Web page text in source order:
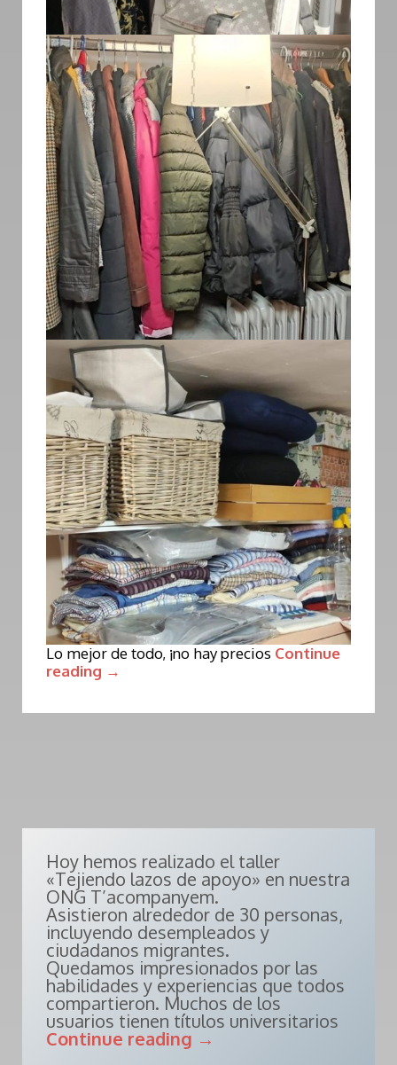
Lo mejor de todo, ¡no hay precios Continue
reading →
Hoy hemos realizado el taller
«Tejiendo lazos de apoyo» en nuestra
ONG T’acompanyem.
Asistieron alrededor de 30 personas,
incluyendo desempleados y
ciudadanos migrantes.
Quedamos impresionados por las
habilidades y experiencias que todos
compartieron. Muchos de los
usuarios tienen títulos universitarios
Continue reading →